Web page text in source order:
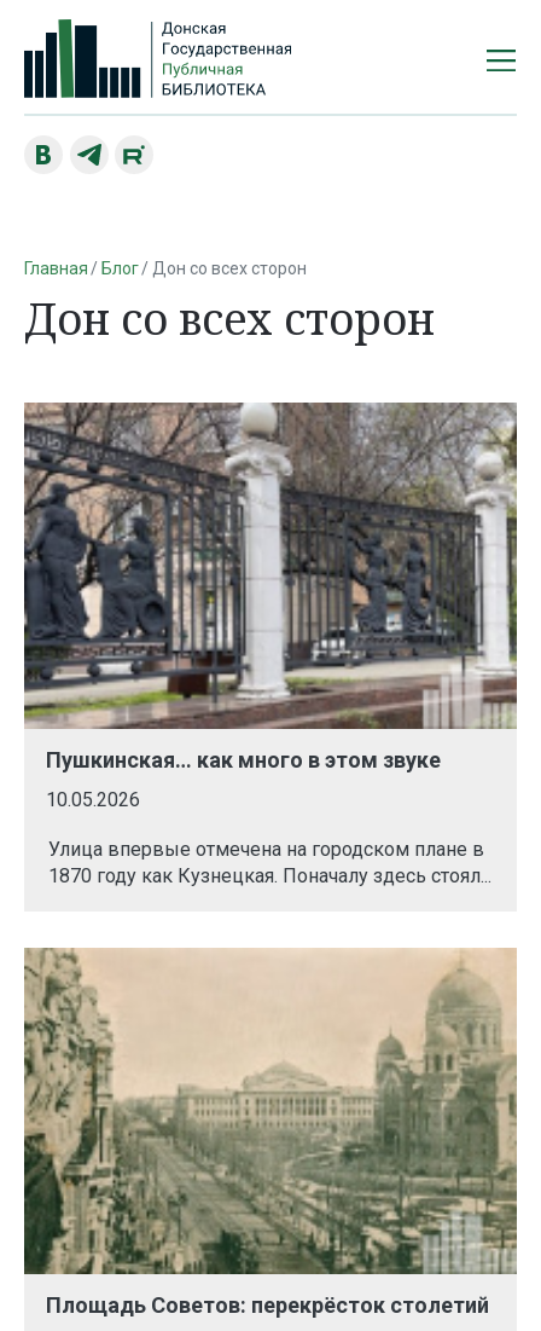
Главная Блог Дон со всех сторон
Дон со всех сторон
Пушкинская… как много в этом звуке
10.05.2026
Улица впервые отмечена на городском плане в
1870 году как Кузнецкая. Поначалу здесь стоял...
Площадь Советов: перекрёсток столетий